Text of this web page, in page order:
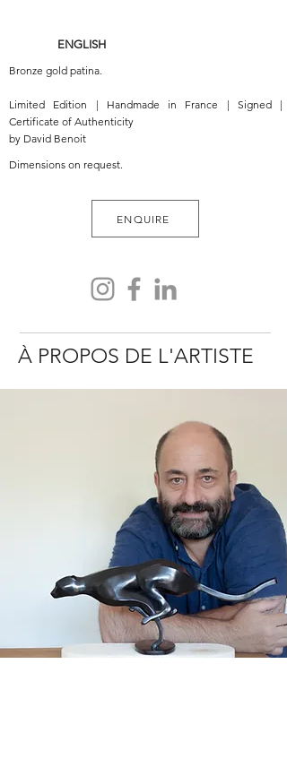
ENGLISH
Bronze gold patina.
Limited Edition | Handmade in France | Signed |
Certificate of Authenticity
by David Benoit
Dimensions on request.
ENQUIRE
À PROPOS DE L'ARTISTE